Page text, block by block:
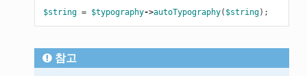
$string = $typography->autoTypography( $string);
참고